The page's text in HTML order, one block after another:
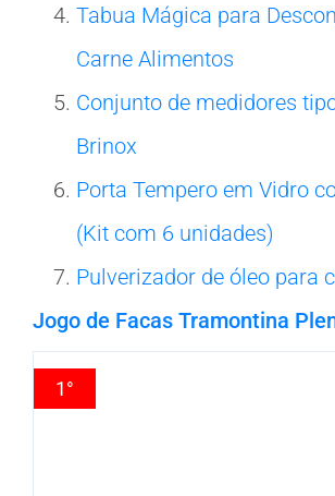
Tabua Mágica para
Carne Alimentos
Conjunto de medidores
Brinox
Porta Tempero em Vidro
(Kit com 6 unidades)
Pulverizador de óleo para
Jogo de Facas Tramontina
1°